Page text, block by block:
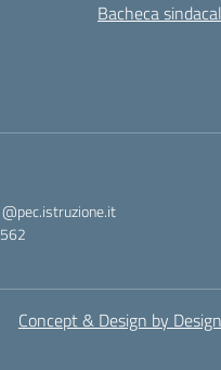
Bacheca
Concept & Design by